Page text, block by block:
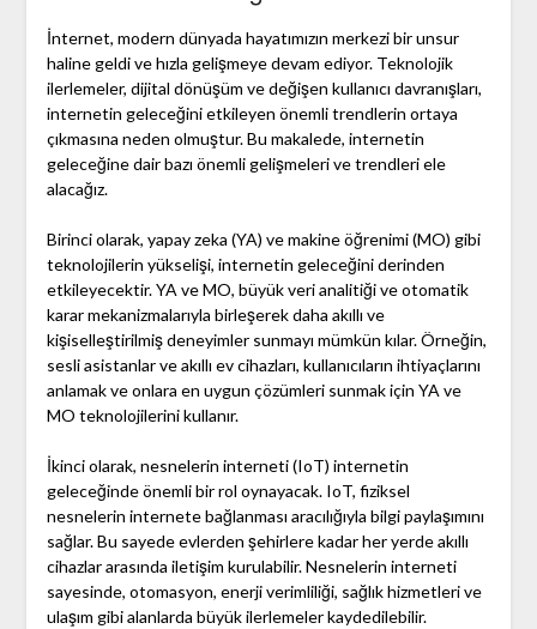
İnternet, modern dünyada hayatımızın merkezi bir unsur
haline geldi ve hızla gelişmeye devam ediyor. Teknolojik
ilerlemeler, dijital dönüşüm ve değişen kullanıcı davranışları,
internetin geleceğini etkileyen önemli trendlerin ortaya
çıkmasına neden olmuştur. Bu makalede, internetin
geleceğine dair bazı önemli gelişmeleri ve trendleri ele
alacağız.
Birinci olarak, yapay zeka (YA) ve makine öğrenimi (MO) gibi
teknolojilerin yükselişi, internetin geleceğini derinden
etkileyecektir. YA ve MO, büyük veri analitiği ve otomatik
karar mekanizmalarıyla birleşerek daha akıllı ve
kişiselleştirilmiş deneyimler sunmayı mümkün kılar. Örneğin,
sesli asistanlar ve akıllı ev cihazları, kullanıcıların ihtiyaçlarını
anlamak ve onlara en uygun çözümleri sunmak için YA ve
MO teknolojilerini kullanır.
İkinci olarak, nesnelerin interneti (IoT) internetin
geleceğinde önemli bir rol oynayacak. IoT, fiziksel
nesnelerin internete bağlanması aracılığıyla bilgi paylaşımını
sağlar. Bu sayede evlerden şehirlere kadar her yerde akıllı
cihazlar arasında iletişim kurulabilir. Nesnelerin interneti
sayesinde, otomasyon, enerji verimliliği, sağlık hizmetleri ve
ulaşım gibi alanlarda büyük ilerlemeler kaydedilebilir.